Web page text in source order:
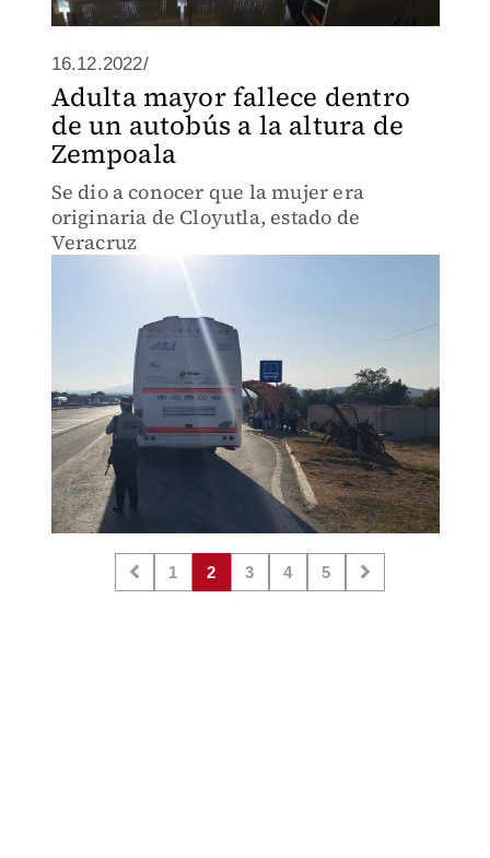
16.12.2022/
Adulta mayor fallece dentro
de un autobús a la altura de
Zempoala
Se dio a conocer que la mujer era
originaria de Cloyutla, estado de
Veracruz
1 2 3 4 5